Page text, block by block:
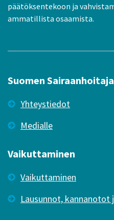
päätöksentekoon ja
ammatillista osaamista.
Suomen
Yhteystiedot
Medialle
Vaikuttaminen
Vaikuttaminen
Lausunnot, kannanotot